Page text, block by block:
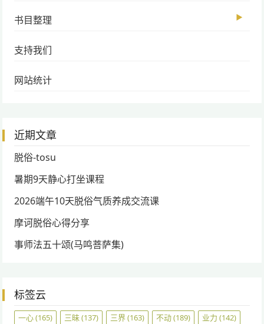
书目整理 ▶
支持我们
网站统计
近期文章
脱俗-tosu
暑期9天静心打坐课程
2026端午10天脱俗气质养成交流课
摩诃脱俗心得分享
事师法五十颂(马鸣菩萨集)
标签云
一心(165) 三昧(137) 三界(163) 不动(189) 业力 (142)